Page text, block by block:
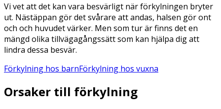
Vi vet att det kan vara besvärligt när förkylningen bryter
ut. Nästäppan gör det svårare att andas, halsen gör ont
och och huvudet värker. Men som tur är finns det en
mängd olika tillvägagångssätt som kan hjälpa dig att
lindra dessa besvär.
Förkylning hos barnFörkylning hos vuxna
Orsaker till förkylning